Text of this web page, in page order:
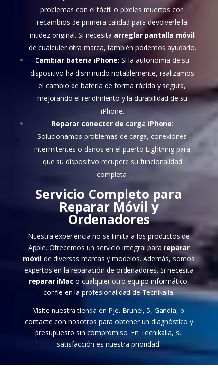
problemas con el táctil o píxeles muertos con
recambios de primera calidad para devolverle la
nitidez original. Si necesita arreglar pantalla móvil
de cualquier otra marca, también podemos ayudarlo.
Cambiar batería iPhone: Si la autonomía de su
dispositivo ha disminuido notablemente, realizamos
el cambio de batería de forma rápida y segura,
mejorando el rendimiento y la durabilidad de su
iPhone.
Reparar conector de carga iPhone:
Solucionamos problemas de carga, conexiones
intermitentes o daños en el puerto Lightning para
que su dispositivo recupere su funcionalidad
completa.
Servicio Completo para
Reparar Móvil y
Ordenadores
Nuestra experiencia no se limita a los productos de
Apple. Ofrecemos un servicio integral para reparar
móvil de diversas marcas y modelos. Además, somos
expertos en la reparación de ordenadores. Si necesita
reparar iMac o cualquier otro equipo informático,
confíe en la profesionalidad de Tecnikalia.
Visite nuestra tienda en Pje. Brunel, 5, Gandía, o
contacte con nosotros para obtener un diagnóstico y
presupuesto sin compromiso. En Tecnikalia, su
satisfacción es nuestra prioridad.